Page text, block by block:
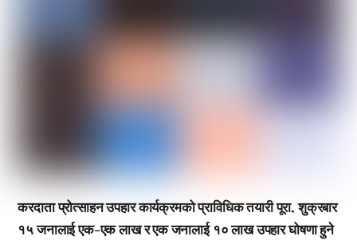
करदाता प्रोत्साहन उपहार कार्यक्रमको प्राविधिक तयारी पूरा, शुक्रबार
१५ जनालाई एक-एक लाख र एक जनालाई १० लाख उपहार घोषणा हुने